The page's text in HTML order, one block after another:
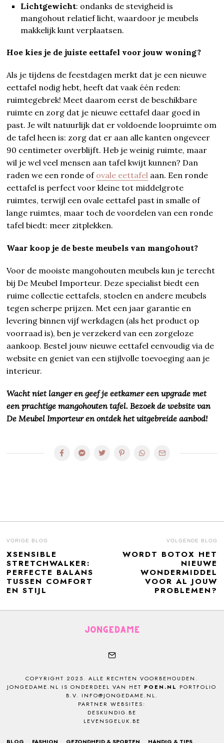
Lichtgewicht: ondanks de stevigheid is
mangohout relatief licht, waardoor je meubels
makkelijk kunt verplaatsen.
Hoe kies je de juiste eettafel voor jouw woning?
Als je tijdens de feestdagen merkt dat je een nieuwe
eettafel nodig hebt, heeft dat vaak één reden:
ruimtegebrek! Meet daarom eerst de beschikbare
ruimte en zorg dat je nieuwe eettafel daar goed in
past. Je wilt natuurlijk dat er voldoende loopruimte om
de tafel heen is: zorg dat er aan alle kanten ongeveer
90 centimeter overblijft. Heb je weinig ruimte, maar
wil je wel veel mensen aan tafel kwijt kunnen? Dan
raden we een ronde of ovale eettafel aan. Een ronde
eettafel is perfect voor kleine tot middelgrote
ruimtes, terwijl een ovale eettafel past in smalle of
lange ruimtes, maar toch de voordelen van een ronde
tafel biedt: meer zitplekken.
Waar koop je de beste meubels van mangohout?
Voor de mooiste mangohouten meubels kun je terecht
bij De Meubel Importeur. Deze specialist biedt een
ruime collectie eettafels, stoelen en andere meubels
tegen scherpe prijzen. Met een jaar garantie en
levering binnen vijf werkdagen (als het product op
voorraad is), ben je verzekerd van een zorgeloze
aankoop. Bestel jouw nieuwe eettafel eenvoudig via de
website en geniet van een stijlvolle toevoeging aan je
interieur.
Wacht niet langer en geef je eetkamer een upgrade met
een prachtige mangohouten tafel. Bezoek de website van
De Meubel Importeur en ontdek het uitgebreide aanbod!
BERICHT
NAVIGATIE
VORIGE BLOG
Previous
post:
XSENSIBLE
STRETCHWALKER:
PERFECTE BALANS
TUSSEN COMFORT
EN STIJL
VOLGENDE BLOG
WORDT BOTOX HET
NIEUWE
WONDERMIDDEL
VOOR AL JOUW
PROBLEMEN?
COPYRIGHT 2025. ALLE RECHTEN VOORBEHOUDEN.
JONGEDAME.NL IS ONDERDEEL VAN HET POEN.NL PORTFOLIO
B.V. INFO@JONGEDAME.NL.
PARTNER WEBSITES:
DESKUNDIG.BE
LEVENSGELUK.BE
BLOG FASHION GEZONDHEID & SPORTEN HANDIG & TIPS